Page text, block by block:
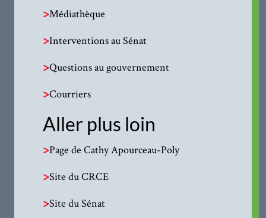
>Médiathèque
>Interventions au Sénat
>Questions au gouvernement
>Courriers
Aller plus loin
>Page de Cathy Apourceau-Poly
>Site du CRCE
>Site du Sénat